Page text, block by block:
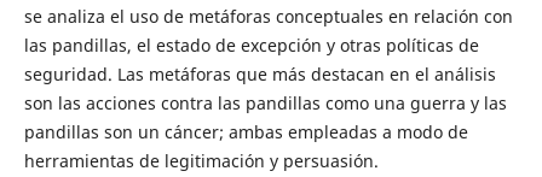
se analiza el uso de metáforas conceptuales en relación con
las pandillas, el estado de excepción y otras políticas de
seguridad. Las metáforas que más destacan en el análisis
son las acciones contra las pandillas como una guerra y las
pandillas son un cáncer; ambas empleadas a modo de
herramientas de legitimación y persuasión.